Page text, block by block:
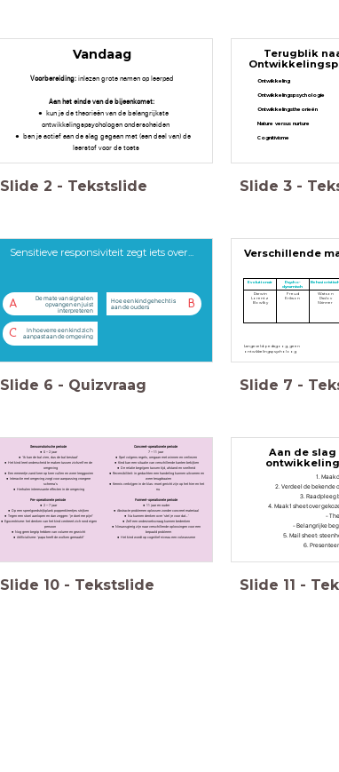
Vandaag
Voorbereiding: inlezen grote namen op leerpad
Aan het einde van de bijeenkomst:
kun je de theorieën van de belangrijkste
ontwikkelingspsychologen onderscheiden
ben je actief aan de slag gegaan met (een deel van) de
leerstof voor de toets
Slide 2 - Tekstslide
Terugblik
Ontwikkeling
Ontwikkelingspsychologie
Ontwikkelingstheorieën
Nature versus nurture
Cognitivisme
Slide 3 -
Sensitieve responsiviteit zegt iets over...
A
De mate van signalen
opvangen en juist
interpreteren
B
Hoe een kind gehecht is
aan de ouders
C In hoeverre een kind zich
aanpast aan de omgeving
Slide 6 - Quizvraag
Verschillende
Evolutionair
Psycho-
dynamisch
Behavioristisch
Darwin
Lorentz
Bowlby
Freud
Erikson
Watson
Pavlov
Skinner
Langeveld: pedagoog, geen
ontwikkelingspsycholoog
Slide 7 -
Sensomotorische periode
0 – 2 jaar
‘Ik kan de bal zien, dus de bal bestaat’
Het kind leert onderscheid te maken tussen zichzelf en de
omgeving
Een emmertje zand keer op keer vullen en weer leeggooien
Interactie met omgeving zorgt voor aanpassing vroegere
schema’s
Herhalen interessante effecten in de omgeving
Pre-operationele periode
2 – 7 jaar
Op een speelgoedstrijkplank poppenkleertjes strijken
Tegen een stoel aanlopen en dan zeggen: ‘je doet me pijn!’
Egocentrisme: het denken van het kind centreert zich rond eigen
persoon
Nog geen begrip hebben van volume en gewicht
Artificialisme: ‘papa heeft de wolken gemaakt!’
Concreet-operationele periode
7 – 11 jaar
Spel volgens regels, omgaan met winnen en verliezen
Kind kan een situatie van verschillende kanten bekijken
De relatie begrijpen tussen tijd, afstand en snelheid
Reversibiliteit: in gedachten een handeling kunnen uitvoeren en
weer terugdraaien
Kennis verkrijgen in de klas: moet gericht zijn op het hier en het
nu
Formeel-operationele periode
11 jaar en ouder
Abstracte problemen oplossen zonder concreet materiaal
Na kunnen denken over ‘stel je voor dat…’
Zelf een onderzoeksvraag kunnen bedenken
Nieuwsgierig zijn naar verschillende oplossingen voor een
bepaald probleem
Het kind wordt op cognitief niveau een volwassene
Slide 10 - Tekstslide
Aan de
1. Maak
2. Verdeel de bekende
3. Raadpleeg
4. Maak 1 sheet over
-
- Belangrijke
5. Mail sheet:
6.
Slide 11 -